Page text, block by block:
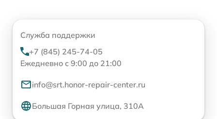
Служба поддержки
+7 (845) 245-74-05
Ежедневно с 9:00 до 21:00
info@srt.honor-repair-center.ru
Большая Горная улица, 310А